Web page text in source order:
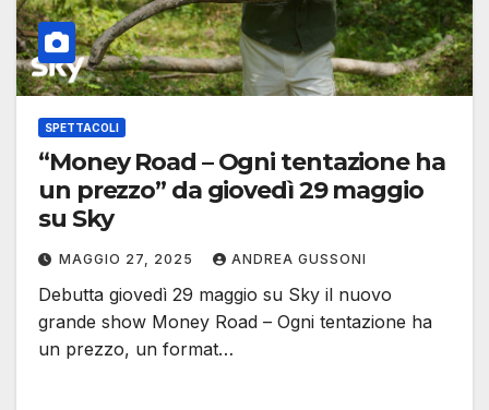
SPETTACOLI
“Money Road – Ogni tentazione ha
un prezzo” da giovedì 29 maggio
su Sky
MAGGIO 27, 2025 ANDREA GUSSONI
Debutta giovedì 29 maggio su Sky il nuovo
grande show Money Road – Ogni tentazione ha
un prezzo, un format…